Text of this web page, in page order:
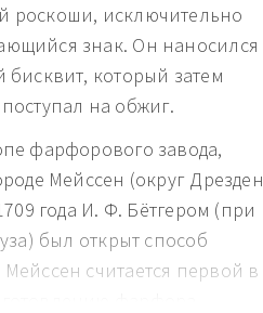
роскоши, исключительно
знак. Он наносился
который затем
на обжиг.
фарфорового завода,
Мейcсен (округ Дрезден
года И. Ф. Бётгером (при
был открыт способ
считается первой в